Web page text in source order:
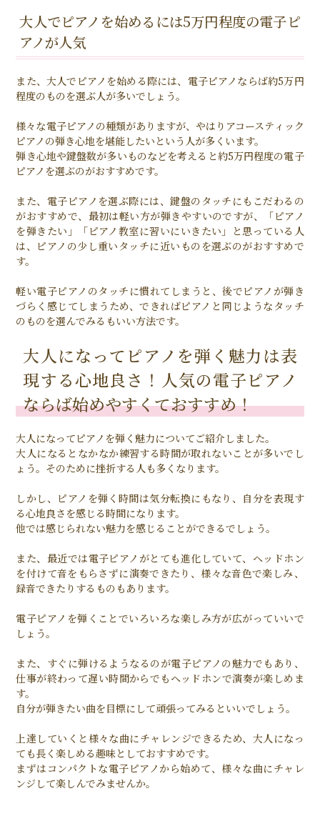
大人でピアノを始めるには5万円程度の電子ピ
アノが人気
また、大人でピアノを始める際には、電子ピアノならば約5万円
程度のものを選ぶ人が多いでしょう。
様々な電子ピアノの種類がありますが、やはりアコースティック
ピアノの弾き心地を堪能したいという人が多くいます。
弾き心地や鍵盤数が多いものなどを考えると約5万円程度の電子
ピアノを選ぶのがおすすめです。
また、電子ピアノを選ぶ際には、鍵盤のタッチにもこだわるの
がおすすめで、最初は軽い方が弾きやすいのですが、「ピアノ
を弾きたい」「ピアノ教室に習いにいきたい」と思っている人
は、ピアノの少し重いタッチに近いものを選ぶのがおすすめで
す。
軽い電子ピアノのタッチに慣れてしまうと、後でピアノが弾き
づらく感じてしまうため、できればピアノと同じようなタッチ
のものを選んでみるもいい方法です。
大人になってピアノを弾く魅力は表
現する心地良さ！人気の電子ピアノ
ならば始めやすくておすすめ！
大人になってピアノを弾く魅力についてご紹介しました。
大人になるとなかなか練習する時間が取れないことが多いでし
ょう。そのために挫折する人も多くなります。
しかし、ピアノを弾く時間は気分転換にもなり、自分を表現す
る心地良さを感じる時間になります。
他では感じられない魅力を感じることができるでしょう。
また、最近では電子ピアノがとても進化していて、ヘッドホン
を付けて音をもらさずに演奏できたり、様々な音色で楽しみ、
録音できたりするものもあります。
電子ピアノを弾くことでいろいろな楽しみ方が広がっていいで
しょう。
また、すぐに弾けるようなるのが電子ピアノの魅力でもあり、
仕事が終わって遅い時間からでもヘッドホンで演奏が楽しめま
す。
自分が弾きたい曲を目標にして頑張ってみるといいでしょう。
上達していくと様々な曲にチャレンジできるため、大人になっ
ても長く楽しめる趣味としておすすめです。
まずはコンパクトな電子ピアノから始めて、様々な曲にチャレ
ンジして楽しんでみませんか。